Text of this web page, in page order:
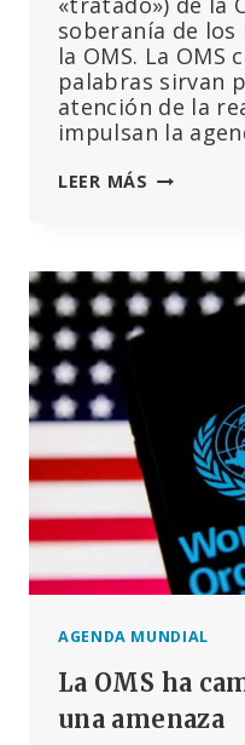
soberanía de
la OMS. La OMS
palabras sirvan
atención de la
impulsan la
LEER MÁS LA
Y
LA
AGENDA MUNDIAL
La OMS ha
una amenaza